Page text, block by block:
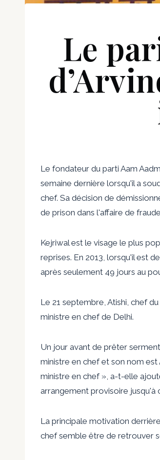
Le
Le fondateur du parti Aam
semaine dernière lorsqu'il a
chef. Sa décision de
de prison dans l'affaire de
Kejriwal est le visage le plus
reprises. En 2013, lorsqu'il est
après seulement 49 jours au
Le 21 septembre, Atishi, chef
ministre en chef de Delhi.
Un jour avant de prêter
ministre en chef et son nom
ministre en chef », a-t-elle
arrangement provisoire jusqu'à
La principale motivation
chef semble être de retrouver